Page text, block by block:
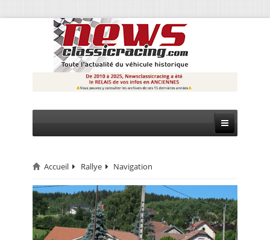
CIRCUIT
RALLYE
MONTAGNE
Accueil Rallye Navigation